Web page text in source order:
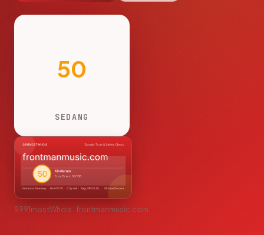
50
SEDANG
S991mostWhois · frontmanmusic.com